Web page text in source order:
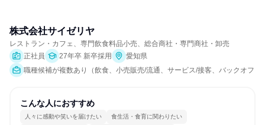
株式会社サイゼリヤ
レストラン・カフェ、専門飲食料品小売、総合商社・専門商社・卸売
正社員
27年卒 新卒採用
愛知県
職種候補が複数あり（飲食、小売販売/流通、サービス/接客、バックオフ
こんな人におすすめ
人々に感動や笑いを届けたい 食生活・食育に関わりたい